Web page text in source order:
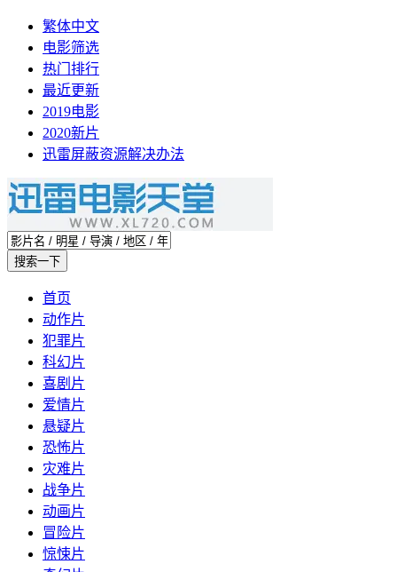
繁体中文
电影筛选
热门排行
最近更新
2019电影
2020新片
迅雷屏蔽资源解决办法
首页
动作片
犯罪片
科幻片
喜剧片
爱情片
悬疑片
恐怖片
灾难片
战争片
动画片
冒险片
惊悚片